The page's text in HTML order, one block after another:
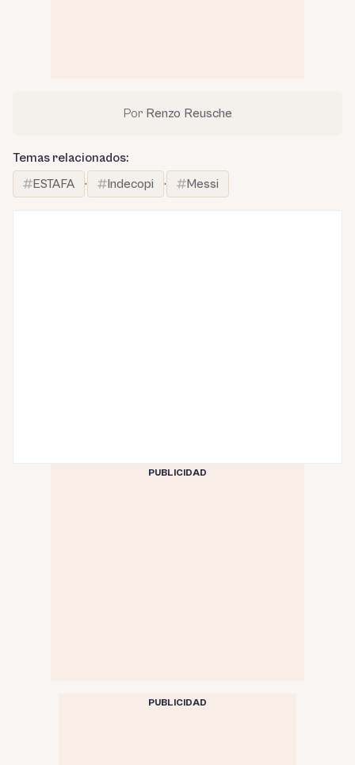
Por Renzo Reusche
Temas relacionados:
ESTAFA
· Indecopi · Messi
PUBLICIDAD
PUBLICIDAD